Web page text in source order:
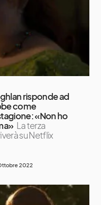
risponde ad
come
«Non ho
La terza
su Netflix
2022